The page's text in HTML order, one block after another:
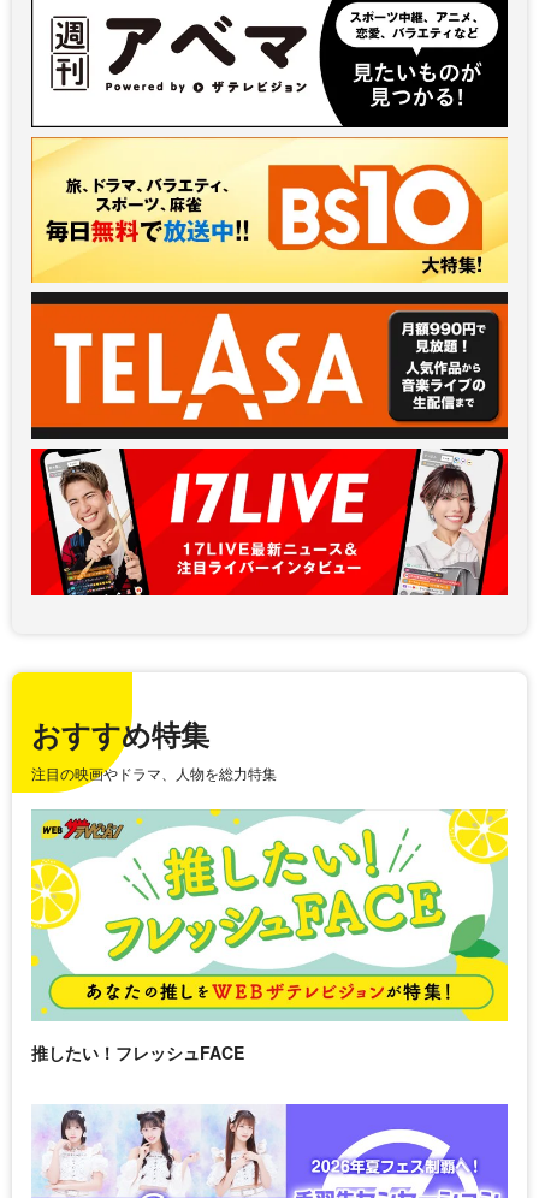
おすすめ特集
注目の映画やドラマ、人物を総力特集
推したい！フレッシュFACE